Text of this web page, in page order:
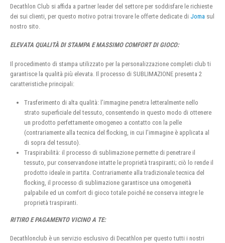
Decathlon Club si affida a partner leader del settore per soddisfare le richieste
dei sui clienti, per questo motivo potrai trovare le offerte dedicate di Joma sul
nostro sito.
ELEVATA QUALITÀ DI STAMPA E MASSIMO COMFORT DI GIOCO:
Il procedimento di stampa utilizzato per la personalizzazione completi club ti
garantisce la qualità più elevata. Il processo di SUBLIMAZIONE presenta 2
caratteristiche principali:
Trasferimento di alta qualità: l’immagine penetra letteralmente nello
strato superficiale del tessuto, consentendo in questo modo di ottenere
un prodotto perfettamente omogeneo a contatto con la pelle
(contrariamente alla tecnica del flocking, in cui l’immagine è applicata al
di sopra del tessuto).
Traspirabilità: il processo di sublimazione permette di penetrare il
tessuto, pur conservandone intatte le proprietà traspiranti; ciò lo rende il
prodotto ideale in partita. Contrariamente alla tradizionale tecnica del
flocking, il processo di sublimazione garantisce una omogeneità
palpabile ed un comfort di gioco totale poiché ne conserva integre le
proprietà traspiranti.
RITIRO E PAGAMENTO VICINO A TE:
Decathlonclub è un servizio esclusivo di Decathlon per questo tutti i nostri